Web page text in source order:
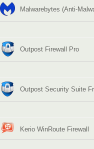
Malwarebytes (Anti-
Outpost Firewall Pro
Outpost Security Suite
Kerio WinRoute Firewall